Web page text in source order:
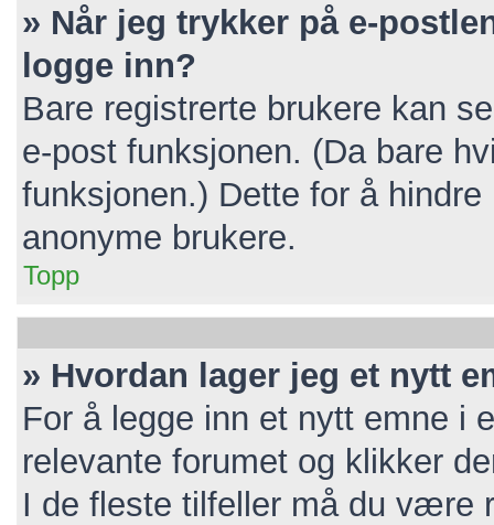
» Når jeg trykker på e-
logge inn?
Bare registrerte brukere kan
e-post funksjonen. (Da bare
funksjonen.) Dette for å
anonyme brukere.
Topp
» Hvordan lager jeg et nytt
For å legge inn et nytt emne i
relevante forumet og klikker
I de fleste tilfeller må du være